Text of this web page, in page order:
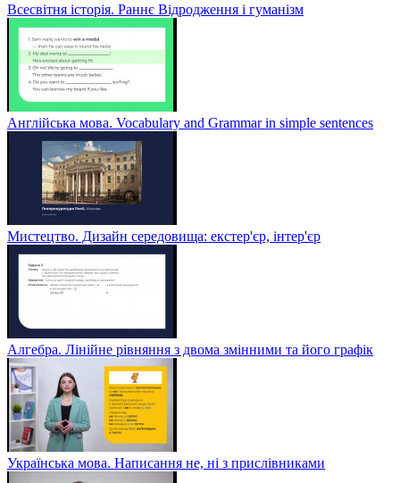
Всесвітня історія. Раннє Відродження і гуманізм
Англійська мова. Vocabulary and Grammar in simple sentences
Мистецтво. Дизайн середовища: екстер'єр, інтер'єр
Алгебра. Лінійне рівняння з двома змінними та його графік
Українська мова. Написання не, ні з прислівниками